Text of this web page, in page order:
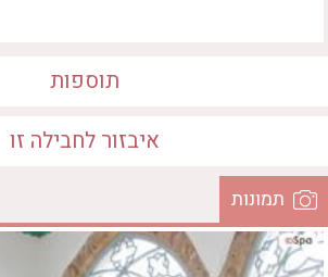
טיפולי קוסמטיקה
סאונה רטובה
סאונה יבשה
סוויטה
עיסוי אבנים חמות
תוספות
איבזור לחבילה זו
איבזור במקום
• ארוחה
• חמאם טורקי
• עיסוי אבנים חמות
• טיפול קלאסי
תמונות
המקום